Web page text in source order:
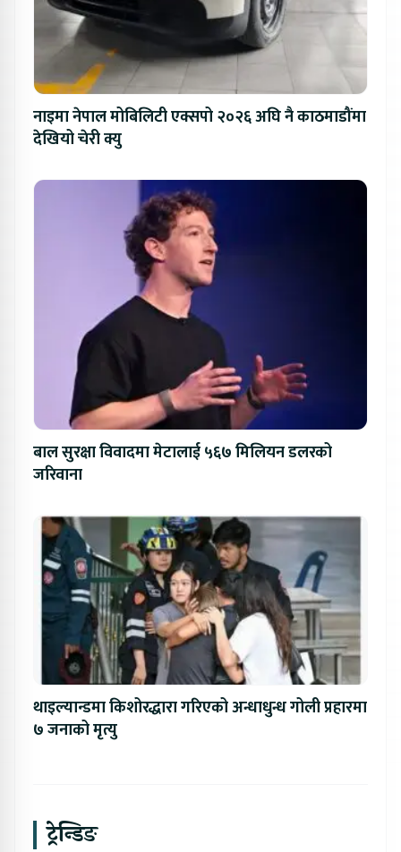
नाइमा नेपाल मोबिलिटी एक्सपो २०२६ अघि नै काठमाडौंमा
देखियो चेरी क्यु
बाल सुरक्षा विवादमा मेटालाई ५६७ मिलियन डलरको
जरिवाना
थाइल्यान्डमा किशोरद्धारा गरिएको अन्धाधुन्ध गोली प्रहारमा
७ जनाको मृत्यु
ट्रेन्डिङ